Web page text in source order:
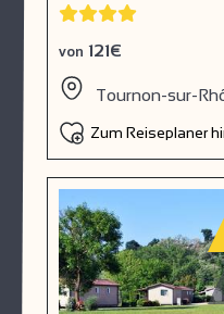
von 121€
Tournon-sur-
Zum Reiseplaner